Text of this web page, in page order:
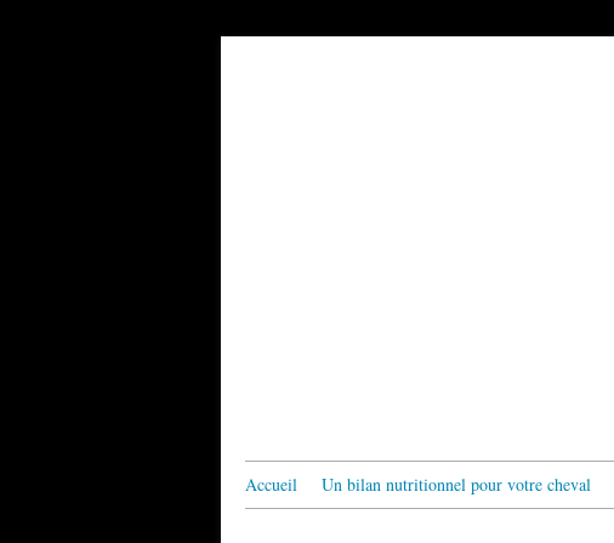
Accueil Un bilan nutritionnel pour votre cheval